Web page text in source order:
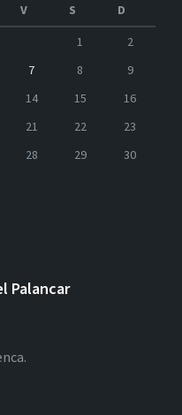
V S
D
1
2
7 8
9
14 15
16
21 22
23
28 29
30
Palancar